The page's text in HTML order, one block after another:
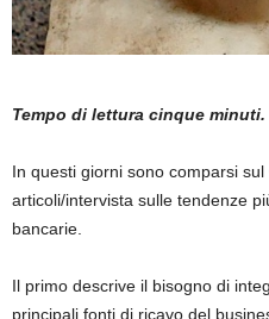
Tempo di lettura cinque minuti.
In questi giorni sono comparsi
articoli/intervista sulle tendenze
bancarie.
Il primo descrive il bisogno di
principali fonti di ricavo del